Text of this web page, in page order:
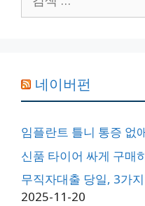
색:
네이버펀
임플란트 틀니 통증 없
신품 타이어 싸게 구매
무직자대출 당일, 3가
2025-11-20